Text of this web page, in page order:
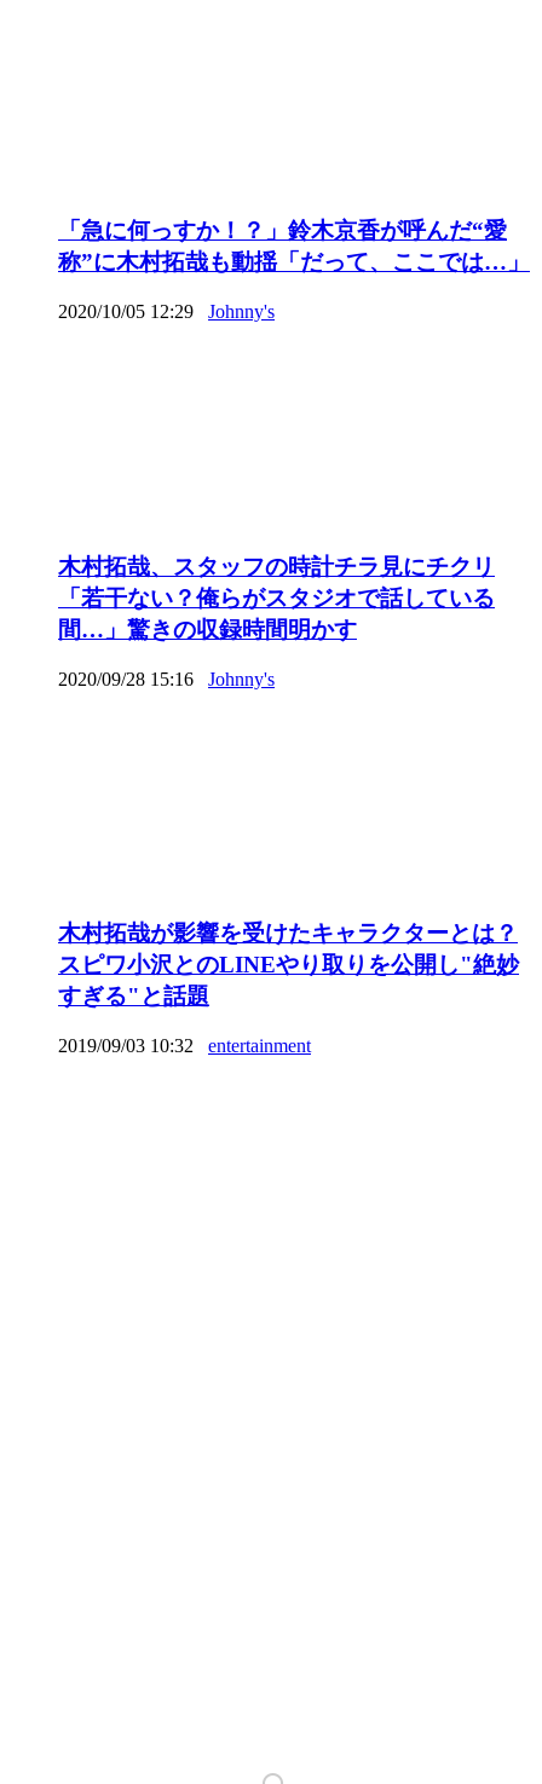
「急に何っすか！？」鈴木京香が呼んだ“愛
称”に木村拓哉も動揺「だって、ここでは…」
2020/10/05 12:29 Johnny's
木村拓哉、スタッフの時計チラ見にチクリ
「若干ない？俺らがスタジオで話している
間…」驚きの収録時間明かす
2020/09/28 15:16 Johnny's
木村拓哉が影響を受けたキャラクターとは？
スピワ小沢とのLINEやり取りを公開し"絶妙
すぎる"と話題
2019/09/03 10:32 entertainment